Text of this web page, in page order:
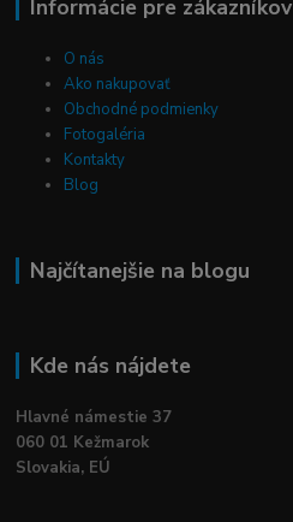
Informácie pre zákazníkov
O nás
Ako nakupovať
Obchodné podmienky
Fotogaléria
Kontakty
Blog
Najčítanejšie na blogu
Kde nás nájdete
Hlavné námestie 37
060 01 Kežmarok
Slovakia, EÚ